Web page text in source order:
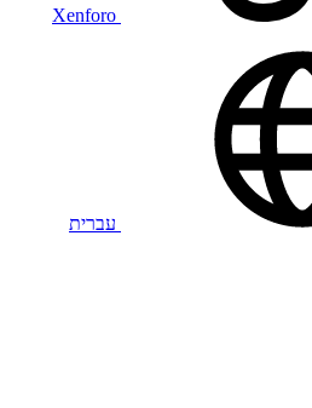
Xenforo
עברית